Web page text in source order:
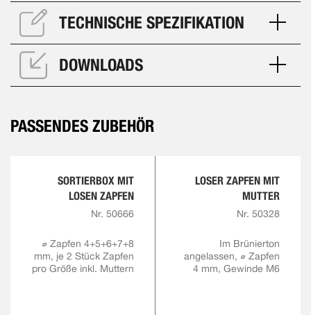
TECHNISCHE SPEZIFIKATION
DOWNLOADS
PASSENDES ZUBEHÖR
SORTIERBOX MIT
LOSEN ZAPFEN
Nr. 50666
⌀ Zapfen 4+5+6+7+8
mm, je 2 Stück Zapfen
pro Größe inkl. Muttern
LOSER ZAPFEN MIT
MUTTER
Nr. 50328
Im Brünierton
angelassen, ⌀ Zapfen
4 mm, Gewinde M6